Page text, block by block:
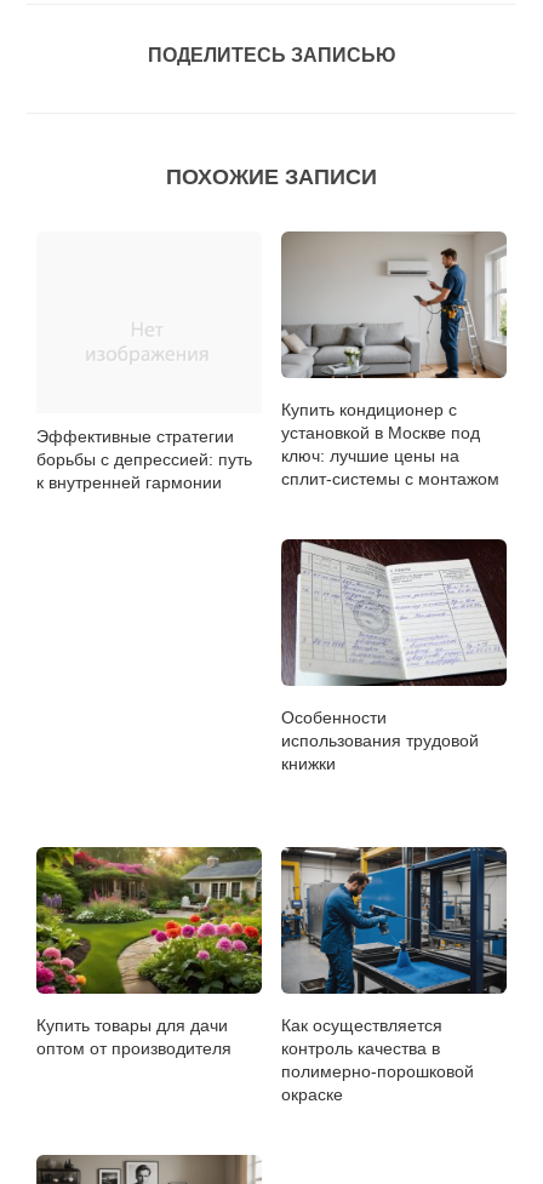
ПОДЕЛИТЕСЬ ЗАПИСЬЮ
ПОХОЖИЕ ЗАПИСИ
Эффективные стратегии
борьбы с депрессией: путь
к внутренней гармонии
Купить кондиционер с
установкой в Москве под
ключ: лучшие цены на
сплит-системы с монтажом
Особенности
использования трудовой
книжки
Купить товары для дачи
оптом от производителя
Как осуществляется
контроль качества в
полимерно-порошковой
окраске